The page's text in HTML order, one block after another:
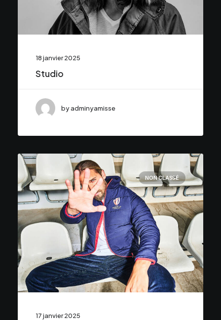
18 janvier 2025
Studio
by adminyamisse
NON CLASSÉ
17 janvier 2025